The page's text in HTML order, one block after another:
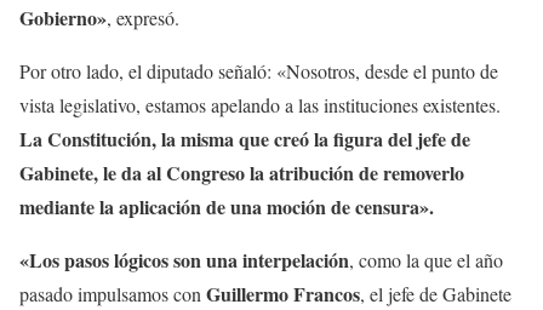
Gobierno», expresó.
Por otro lado, el diputado señaló: «Nosotros, desde el punto de
vista legislativo, estamos apelando a las instituciones existentes.
La Constitución, la misma que creó la figura del jefe de
Gabinete, le da al Congreso la atribución de removerlo
mediante la aplicación de una moción de censura».
«Los pasos lógicos son una interpelación, como la que el año
pasado impulsamos con Guillermo Francos, el jefe de Gabinete